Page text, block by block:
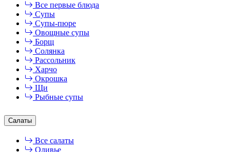
Все первые блюда
Супы
Супы-пюре
Овощные супы
Борщ
Солянка
Рассольник
Харчо
Окрошка
Щи
Рыбные супы
Салаты
Все салаты
Оливье